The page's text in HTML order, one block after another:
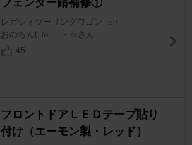
フェンダー錆補修①
レガシィツーリングワゴン [BP]
おのちん(･ω･ゞ－☆さん
45
フロントドアＬＥＤテープ貼り
付け（エーモン製・レッド）